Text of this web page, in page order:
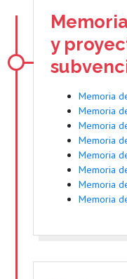
y
Memoria
Memoria
Memoria
Memoria
Memoria
Memoria
Memoria
Memoria